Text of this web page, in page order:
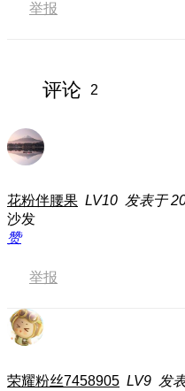
举报
评论 2
花粉伴腰果 LV10 发表于
沙发
赞
举报
荣耀粉丝7458905 LV9 发